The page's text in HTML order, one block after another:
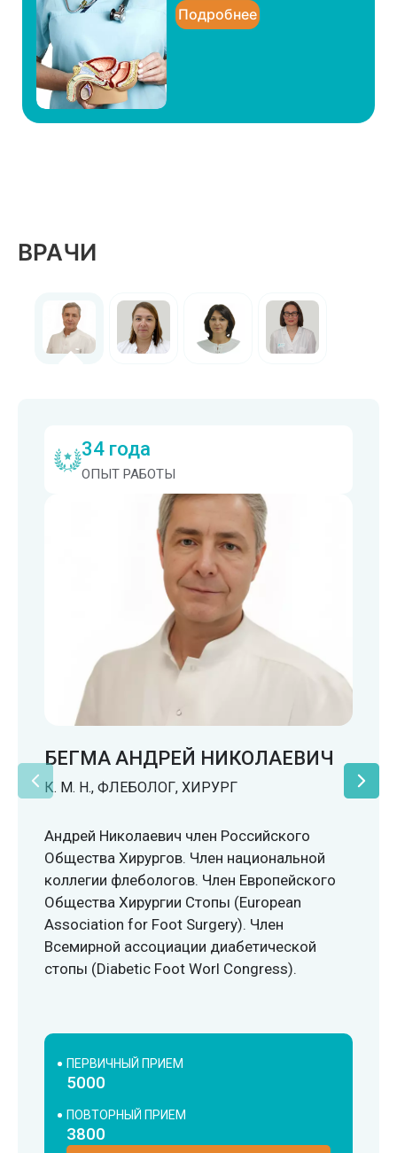
Подробнее
ВРАЧИ
34 года
ОПЫТ РАБОТЫ
БЕГМА АНДРЕЙ НИКОЛАЕВИЧ
К. М. Н., ФЛЕБОЛОГ, ХИРУРГ
Андрей Николаевич член Российского
Общества Хирургов. Член национальной
коллегии флебологов. Член Европейского
Общества Хирургии Стопы (European
Association for Foot Surgery). Член
Всемирной ассоциации диабетической
стопы (Diabetic Foot Worl Congress).
ПЕРВИЧНЫЙ ПРИЕМ
5000
ПОВТОРНЫЙ ПРИЕМ
3800